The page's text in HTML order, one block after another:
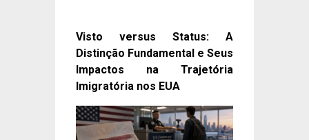
Visto versus Status: A
Distinção Fundamental e Seus
Impactos na Trajetória
Imigratória nos EUA